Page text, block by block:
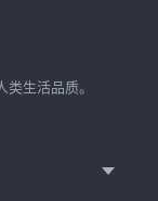
生活品质。